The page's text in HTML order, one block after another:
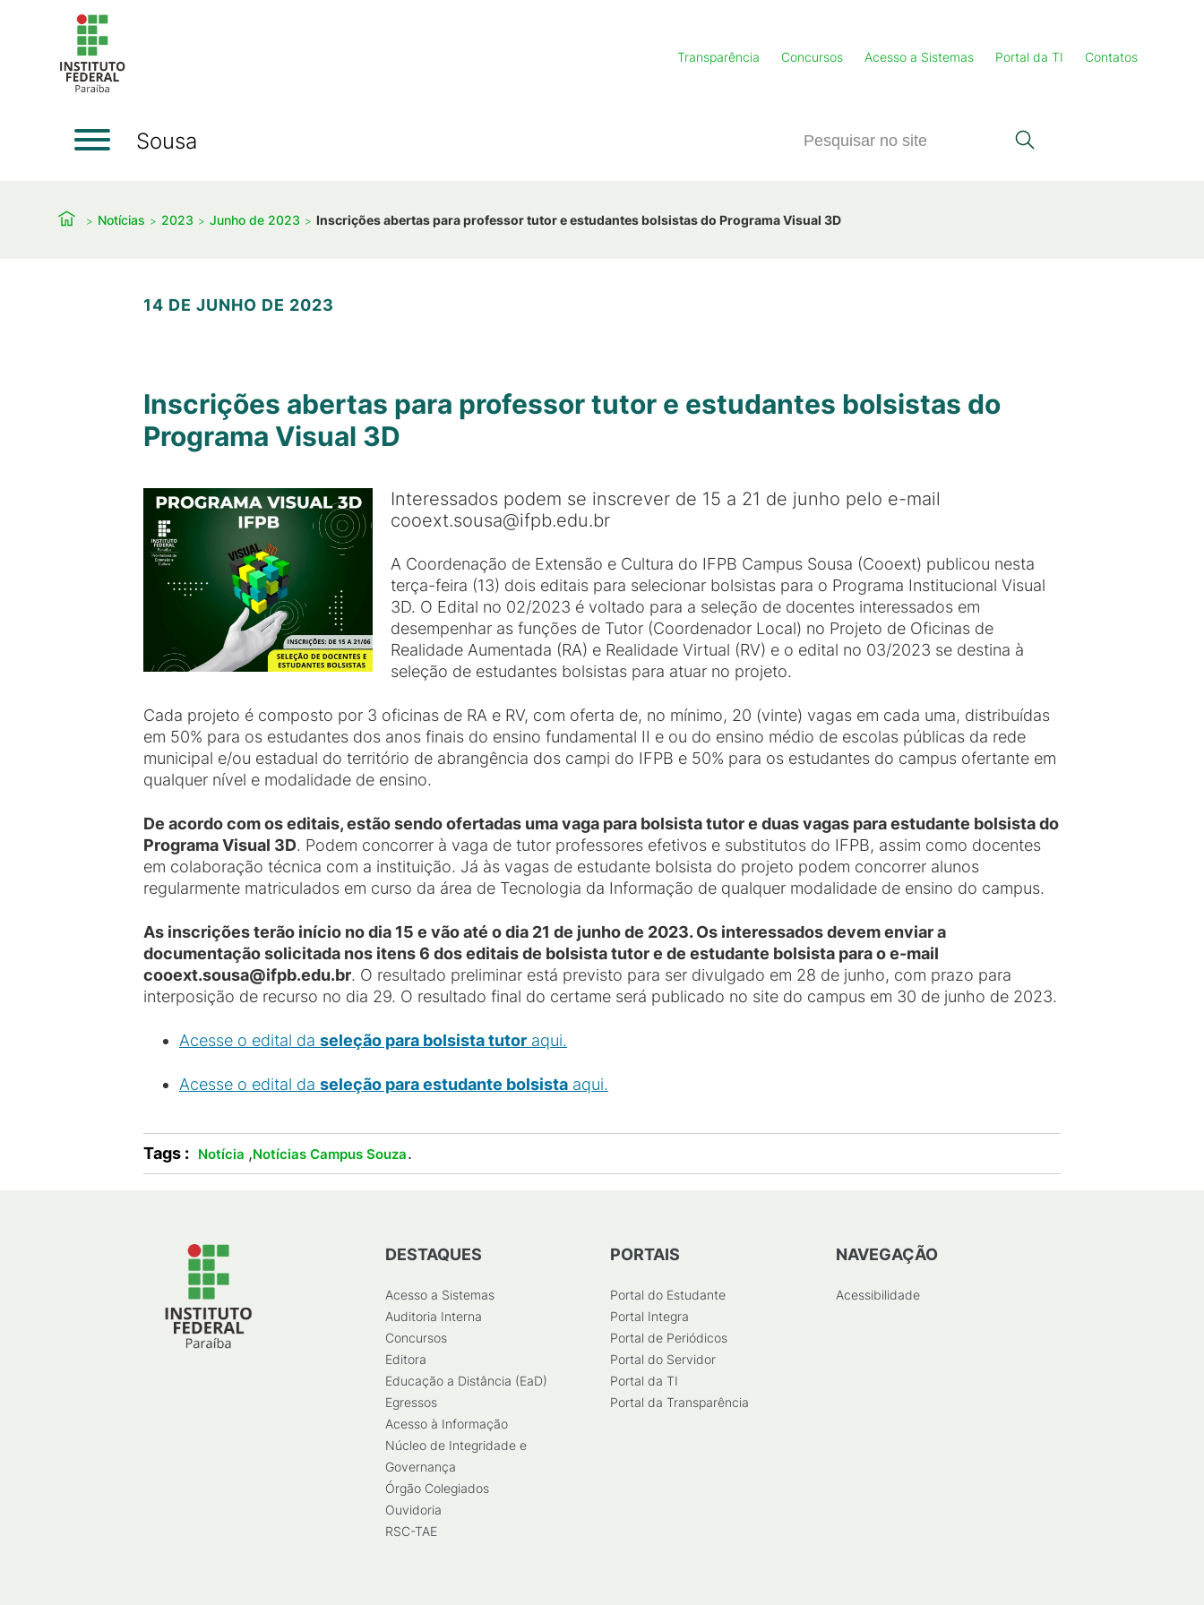
Transparência Concursos Acesso a Sistemas Portal da TI Contatos
Sousa
Notícias 2023 Junho de 2023 Inscrições abertas para professor tutor e estudantes bolsistas do Programa Visual 3D
14 DE JUNHO DE 2023
Inscrições abertas para professor tutor e estudantes bolsistas do
Programa Visual 3D
Interessados podem se inscrever de 15 a 21 de junho pelo e-mail
cooext.sousa@ifpb.edu.br
A Coordenação de Extensão e Cultura do IFPB Campus Sousa (Cooext) publicou nesta
terça-feira (13) dois editais para selecionar bolsistas para o Programa Institucional Visual
3D. O Edital no 02/2023 é voltado para a seleção de docentes interessados em
desempenhar as funções de Tutor (Coordenador Local) no Projeto de Oficinas de
Realidade Aumentada (RA) e Realidade Virtual (RV) e o edital no 03/2023 se destina à
seleção de estudantes bolsistas para atuar no projeto.
Cada projeto é composto por 3 oficinas de RA e RV, com oferta de, no mínimo, 20 (vinte) vagas em cada uma, distribuídas
em 50% para os estudantes dos anos finais do ensino fundamental II e ou do ensino médio de escolas públicas da rede
municipal e/ou estadual do território de abrangência dos campi do IFPB e 50% para os estudantes do campus ofertante em
qualquer nível e modalidade de ensino.
De acordo com os editais, estão sendo ofertadas uma vaga para bolsista tutor e duas vagas para estudante bolsista do
Programa Visual 3D. Podem concorrer à vaga de tutor professores efetivos e substitutos do IFPB, assim como docentes
em colaboração técnica com a instituição. Já às vagas de estudante bolsista do projeto podem concorrer alunos
regularmente matriculados em curso da área de Tecnologia da Informação de qualquer modalidade de ensino do campus.
As inscrições terão início no dia 15 e vão até o dia 21 de junho de 2023. Os interessados devem enviar a
documentação solicitada nos itens 6 dos editais de bolsista tutor e de estudante bolsista para o e-mail
cooext.sousa@ifpb.edu.br. O resultado preliminar está previsto para ser divulgado em 28 de junho, com prazo para
interposição de recurso no dia 29. O resultado final do certame será publicado no site do campus em 30 de junho de 2023.
Acesse o edital da seleção para bolsista tutor aqui.
Acesse o edital da seleção para estudante bolsista aqui.
Tags : Notícia ,Notícias Campus Souza.
DESTAQUES
Acesso a Sistemas
Auditoria Interna
Concursos
Editora
Educação a Distância (EaD)
Egressos
Acesso à Informação
Núcleo de Integridade e
Governança
Órgão Colegiados
Ouvidoria
RSC-TAE
PORTAIS
Portal do Estudante
Portal Integra
Portal de Periódicos
Portal do Servidor
Portal da TI
Portal da Transparência
NAVEGAÇÃO
Acessibilidade